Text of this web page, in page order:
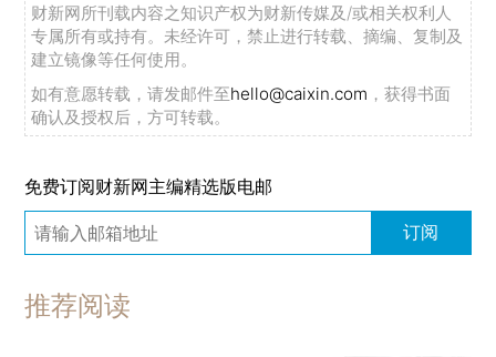
财新网所刊载内容之知识产权为财新传媒及/或相关权利人
专属所有或持有。未经许可，禁止进行转载、摘编、复制及
建立镜像等任何使用。
如有意愿转载，请发邮件至hello@caixin.com ，获得书面
确认及授权后，方可转载。
免费订阅财新网主编精选版电邮
订阅
推荐阅读